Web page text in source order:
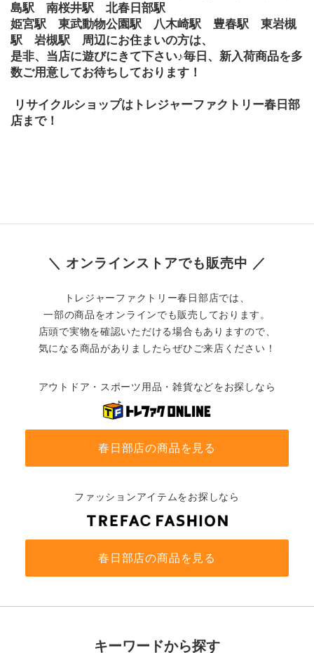
島駅　南桜井駅　北春日部駅
姫宮駅　東武動物公園駅　八木崎駅　豊春駅　東岩槻
駅　岩槻駅　周辺にお住まいの方は、
是非、当店に遊びにきて下さい♪毎日、新入荷商品を多
数ご用意してお待ちしております！
店まで！
＼ オンラインストアでも販売中 ／
トレジャーファクトリー春日部店では、
一部の商品をオンラインでも販売しております。
店頭で実物を確認いただける場合もありますので、
気になる商品がありましたらぜひご来店ください！
アウトドア・スポーツ用品・雑貨などをお探しなら
春日部店の商品を見る
ファッションアイテムをお探しなら
春日部店の商品を見る
キーワードから探す